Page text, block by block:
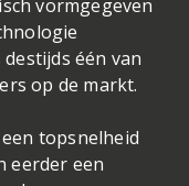
vormgegeven
één van
op de markt.
topsnelheid
eerder een